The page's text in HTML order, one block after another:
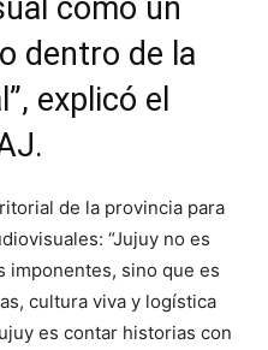
como un
dentro de la
explicó el
de la provincia para
“Jujuy no es
imponentes, sino que es
cultura viva y logística
es contar historias con